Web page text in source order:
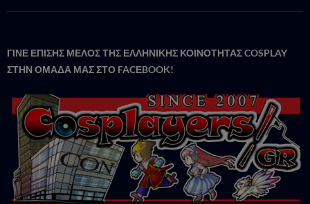
ΓΙΝΕ ΕΠΙΣΗΣ ΜΕΛΟΣ ΤΗΣ ΕΛΛΗΝΙΚΗΣ ΚΟΙΝΟΤΗΤΑΣ COSPLAY
ΣΤΗΝ ΟΜΑΔΑ ΜΑΣ ΣΤΟ FACΕBOOK!